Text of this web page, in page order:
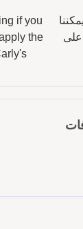
if you
the